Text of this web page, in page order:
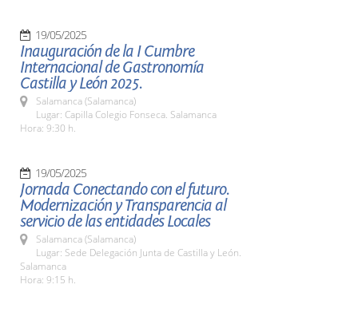
19/05/2025
Inauguración de la I Cumbre
Internacional de Gastronomía
Castilla y León 2025.
Salamanca (Salamanca)
Lugar: Capilla Colegio Fonseca. Salamanca
Hora: 9:30 h.
19/05/2025
Jornada Conectando con el futuro.
Modernización y Transparencia al
servicio de las entidades Locales
Salamanca (Salamanca)
Lugar: Sede Delegación Junta de Castilla y León.
Salamanca
Hora: 9:15 h.